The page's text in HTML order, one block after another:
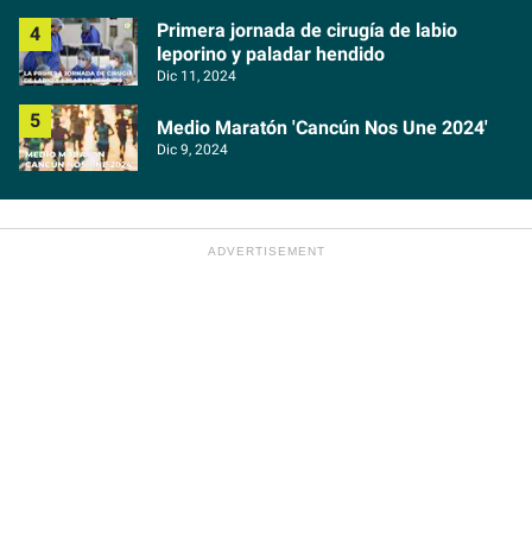
Primera jornada de cirugía de labio
leporino y paladar hendido
Dic 11, 2024
Medio Maratón 'Cancún Nos Une 2024'
Dic 9, 2024